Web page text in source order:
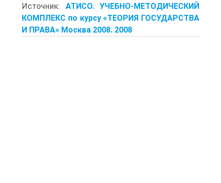
Источник: АТИСО. УЧЕБНО-МЕТОДИЧЕСКИЙ
КОМПЛЕКС по курсу «ТЕОРИЯ ГОСУДАРСТВА
И ПРАВА» Москва 2008. 2008